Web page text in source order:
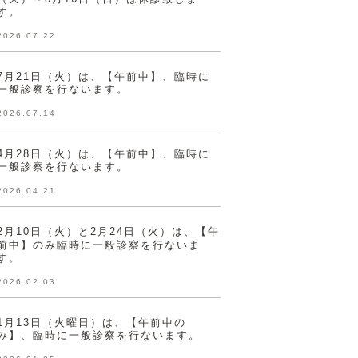
。
月21日（火）は、【午前中】、臨時に
般診察を行ないます。
月28日（火）は、【午前中】、臨時に
般診察を行ないます。
月10日（火）と2月24日（火）は、【午
中】のみ臨時に一般診察を行ないま
。
月13日（火曜日）は、【午前中の
】、臨時に一般診察を行ないます。